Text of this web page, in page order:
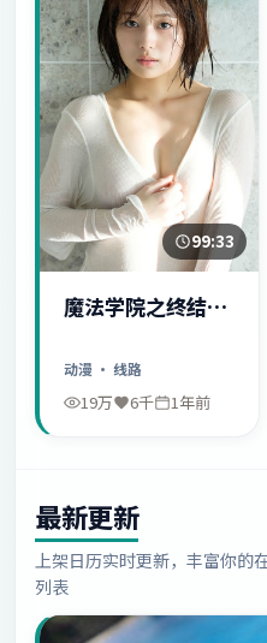
99:33
魔法学院之终结序
动漫 · 线路
19万 6千 1年前
最新更新
上架日历实时更新，丰富你的
列表